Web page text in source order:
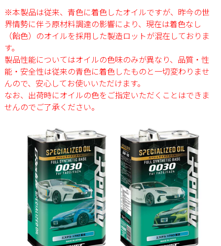
※本製品は従来、青色に着色したオイルですが、昨今の世
界情勢に伴う原材料調達の影響により、 現在は着色なし
（飴色）のオイルを採用した製造ロットが混在しておりま
す。
製品性能についてはオイルの色味のみが異なり、品質・性
能・安全性は従来の青色に着色したものと一切変わりませ
んので、 安心してお使いいただけます。
なお、出荷時にオイルの色をご指定いただくことはできま
せんのでご了承ください。